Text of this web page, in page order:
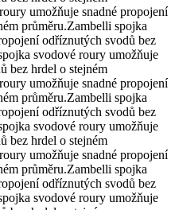
umožňuje snadné propojení
průměru.Zambelli spojka
odříznutých svodů bez
svodové roury umožňuje
bez hrdel o stejném
umožňuje snadné propojení
průměru.Zambelli spojka
odříznutých svodů bez
svodové roury umožňuje
bez hrdel o stejném
umožňuje snadné propojení
průměru.Zambelli spojka
odříznutých svodů bez
svodové roury umožňuje